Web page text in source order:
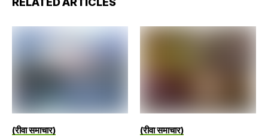
(रीवा समाचार) (रीवा समाचार)